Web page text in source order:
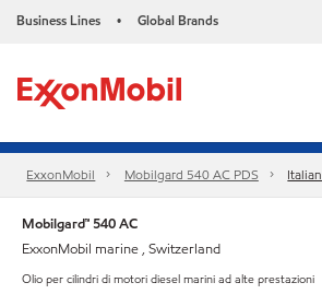
Business Lines • Global Brands
ExxonMobil Mobilgard 540 AC PDS Italian
Mobilgard™ 540 AC
ExxonMobil marine , Switzerland
Olio per cilindri di motori diesel marini ad alte prestazioni